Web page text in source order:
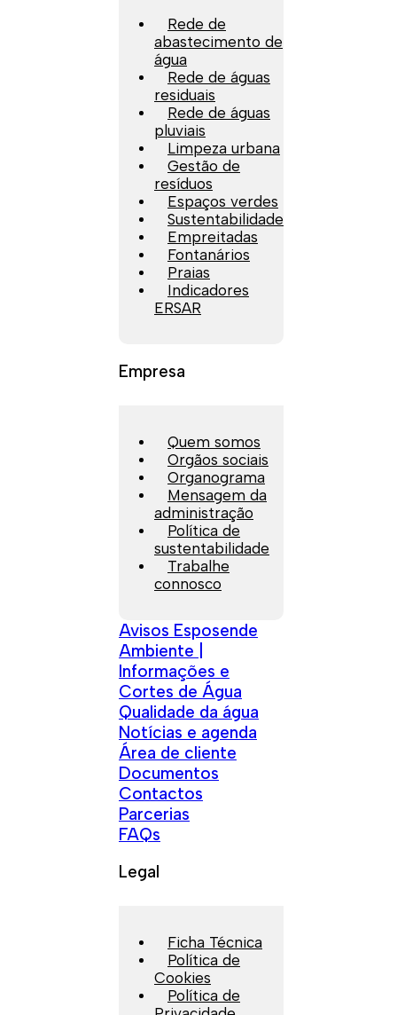
Rede de
abastecimento de
água
Rede de águas
residuais
Rede de águas
pluviais
Limpeza urbana
Gestão de
resíduos
Espaços verdes
Sustentabilidade
Empreitadas
Fontanários
Praias
Indicadores
ERSAR
Empresa
Quem somos
Orgãos sociais
Organograma
Mensagem da
administração
Política de
sustentabilidade
Trabalhe
connosco
Avisos Esposende
Ambiente |
Informações e
Cortes de Água
Qualidade da água
Notícias e agenda
Área de cliente
Documentos
Contactos
Parcerias
FAQs
Legal
Ficha Técnica
Política de
Cookies
Política de